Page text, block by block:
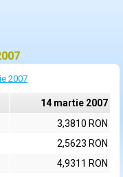
2007
14 martie 2007
3,3810 RON
2,5623 RON
4,9311 RON